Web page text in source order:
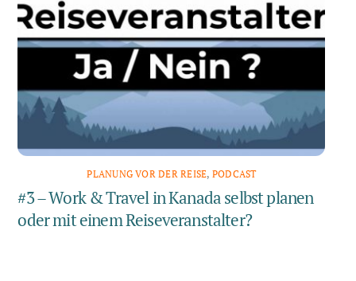
PLANUNG VOR DER REISE, PODCAST
#3 – Work & Travel in Kanada selbst planen
oder mit einem Reiseveranstalter?